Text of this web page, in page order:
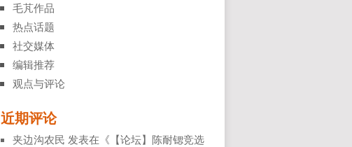
毛芃作品
热点话题
社交媒体
编辑推荐
观点与评论
近期评论
夹边沟农民 发表在《 【论坛】陈耐锶竞选